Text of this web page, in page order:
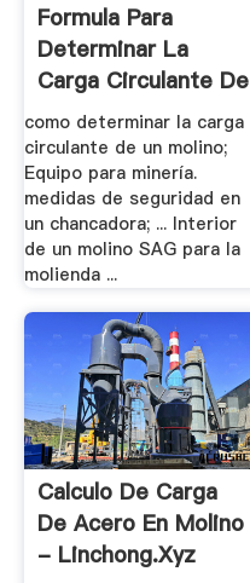
Formula Para
Determinar La
Carga Circulante De
Un .
como determinar la carga
circulante de un molino;
Equipo para minería.
medidas de seguridad en
un chancadora; ... Interior
de un molino SAG para la
molienda ...
Calculo De Carga
De Acero En Molino
- Linchong.xyz